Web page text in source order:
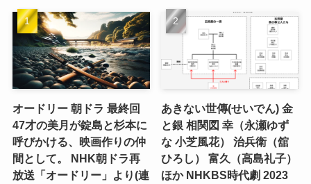
オードリー 朝ドラ 最終回
47才の美月が錠島と杉本に
呼びかける、映画作りの仲
間として。 NHK朝ドラ再
放送「オードリー」より(連
あきない世傳(せいでん) 金
と銀 相関図 幸（永瀬ゆず
な 小芝風花） 治兵衛（舘
ひろし） 富久（高島礼子）
ほか NHKBS時代劇 2023